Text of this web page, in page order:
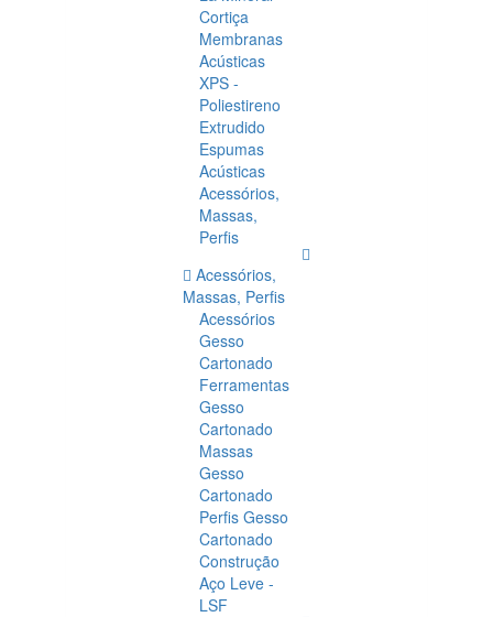
Cortiça
Membranas
Acústicas
XPS -
Poliestireno
Extrudido
Espumas
Acústicas
Acessórios,
Massas,
Perfis
Acessórios,
Massas, Perfis
Acessórios
Gesso
Cartonado
Ferramentas
Gesso
Cartonado
Massas
Gesso
Cartonado
Perfis Gesso
Cartonado
Construção
Aço Leve -
LSF